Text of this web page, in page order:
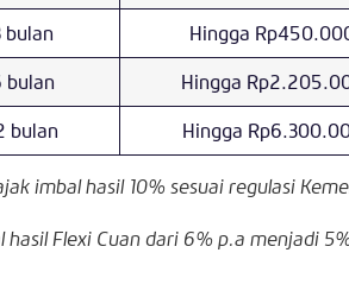
bulan
Hingga
bulan
Hingga
bulan Hingga
imbal hasil 10% sesuai regulasi
hasil Flexi Cuan dari 6% p.a menjadi